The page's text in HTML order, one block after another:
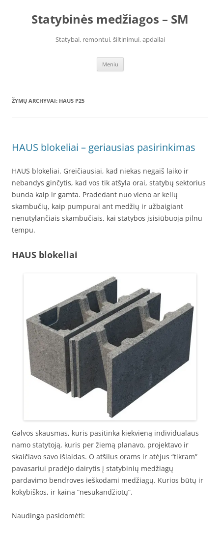
turinioStatybinės medžiagos – SM
Statybai, remontui, šiltinimui, apdailai
Meniu
ŽYMŲ ARCHYVAI: HAUS P25
HAUS blokeliai – geriausias pasirinkimas
HAUS blokeliai. Greičiausiai, kad niekas negaiš laiko ir
nebandys ginčytis, kad vos tik atšyla orai, statybų sektorius
bunda kaip ir gamta. Pradedant nuo vieno ar kelių
skambučių, kaip pumpurai ant medžių ir užbaigiant
nenutylančiais skambučiais, kai statybos įsisiūbuoja pilnu
tempu.
HAUS blokeliai
Galvos skausmas, kuris pasitinka kiekvieną individualaus
namo statytoją, kuris per žiemą planavo, projektavo ir
skaičiavo savo išlaidas. O atšilus orams ir atėjus “tikram”
pavasariui pradėjo dairytis į statybinių medžiagų
pardavimo bendroves ieškodami medžiagų. Kurios būtų ir
kokybiškos, ir kaina “nesukandžiotų”.
Naudinga pasidomėti: